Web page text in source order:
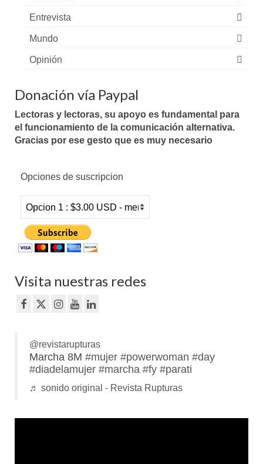
Entrevista
Mundo
Opinión
Donación vía Paypal
Lectoras y lectoras, su apoyo es fundamental para
el funcionamiento de la comunicación alternativa.
Gracias por ese gesto que es muy necesario
Opciones de suscripcion
Visita nuestras redes
@revistarupturas
Marcha 8M #mujer #powerwoman #day
#diadelamujer #marcha #fy #parati
♬ sonido original - Revista Rupturas